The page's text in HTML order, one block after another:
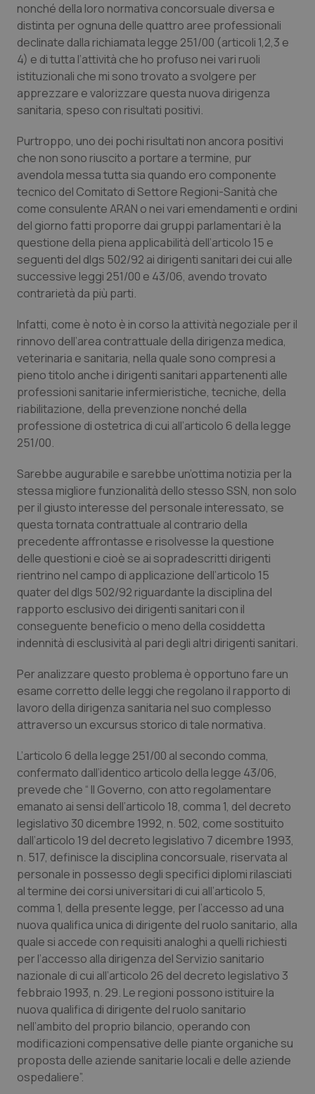
Liguria
Lombardia
Marche
Molise
Piemonte
Provincia Autonoma di Bolzano
Provincia Autonoma di Trento
Puglia
Sardegna
Sicilia
Toscana
Umbria
Veneto
Disturbi dell’umore
Dolore
Donna & Salute
Epatiti
HIV
Infezioni & Febbre
Ipertensione & Scompenso
Malattie rare
Malattia di Crohn & Rettocolite Ulcerosa
Neuroscienze & patologie neurodegenerative
Obesità
Oftalmologia
Oncoematologia
Oncologia & Nutrizione
Psoriasi & pelle
Quotidiano Cardiologia
Quotidiano Chirurgia
Quotidiano Oncologia
Quotidiano Pediatria
Rene & patologie urogenitali
Salute orale & impianti
Sangue & coagulazione
Tiroide
Tumore al seno
Tumore ovarico
Tumori del Polmone & Testa Collo
Tumori gastrointestinali
Ulcera & Reflusso
nonché della loro normativa concorsuale diversa e
distinta per ognuna delle quattro aree professionali
declinate dalla richiamata legge 251/00 (articoli 1,2,3 e
4) e di tutta l’attività che ho profuso nei vari ruoli
istituzionali che mi sono trovato a svolgere per
apprezzare e valorizzare questa nuova dirigenza
sanitaria, speso con risultati positivi.
Purtroppo, uno dei pochi risultati non ancora positivi
che non sono riuscito a portare a termine, pur
avendola messa tutta sia quando ero componente
tecnico del Comitato di Settore Regioni-Sanità che
come consulente ARAN o nei vari emendamenti e ordini
del giorno fatti proporre dai gruppi parlamentari è la
questione della piena applicabilità dell’articolo 15 e
seguenti del dlgs 502/92 ai dirigenti sanitari dei cui alle
successive leggi 251/00 e 43/06, avendo trovato
contrarietà da più parti.
Infatti, come è noto è in corso la attività negoziale per il
rinnovo dell’area contrattuale della dirigenza medica,
veterinaria e sanitaria, nella quale sono compresi a
pieno titolo anche i dirigenti sanitari appartenenti alle
professioni sanitarie infermieristiche, tecniche, della
riabilitazione, della prevenzione nonché della
professione di ostetrica di cui all’articolo 6 della legge
251/00.
Sarebbe augurabile e sarebbe un’ottima notizia per la
stessa migliore funzionalità dello stesso SSN, non solo
per il giusto interesse del personale interessato, se
questa tornata contrattuale al contrario della
precedente affrontasse e risolvesse la questione
delle questioni e cioè se ai sopradescritti dirigenti
rientrino nel campo di applicazione dell’articolo 15
quater del dlgs 502/92 riguardante la disciplina del
rapporto esclusivo dei dirigenti sanitari con il
conseguente beneficio o meno della cosiddetta
indennità di esclusività al pari degli altri dirigenti sanitari.
Per analizzare questo problema è opportuno fare un
esame corretto delle leggi che regolano il rapporto di
lavoro della dirigenza sanitaria nel suo complesso
attraverso un excursus storico di tale normativa.
L’articolo 6 della legge 251/00 al secondo comma,
confermato dall’identico articolo della legge 43/06,
prevede che “ Il Governo, con atto regolamentare
emanato ai sensi dell’articolo 18, comma 1, del decreto
legislativo 30 dicembre 1992, n. 502, come sostituito
dall’articolo 19 del decreto legislativo 7 dicembre 1993,
n. 517, definisce la disciplina concorsuale, riservata al
personale in possesso degli specifici diplomi rilasciati
al termine dei corsi universitari di cui all’articolo 5,
comma 1, della presente legge, per l’accesso ad una
nuova qualifica unica di dirigente del ruolo sanitario, alla
quale si accede con requisiti analoghi a quelli richiesti
per l’accesso alla dirigenza del Servizio sanitario
nazionale di cui all’articolo 26 del decreto legislativo 3
febbraio 1993, n. 29. Le regioni possono istituire la
nuova qualifica di dirigente del ruolo sanitario
nell’ambito del proprio bilancio, operando con
modificazioni compensative delle piante organiche su
proposta delle aziende sanitarie locali e delle aziende
ospedaliere”.